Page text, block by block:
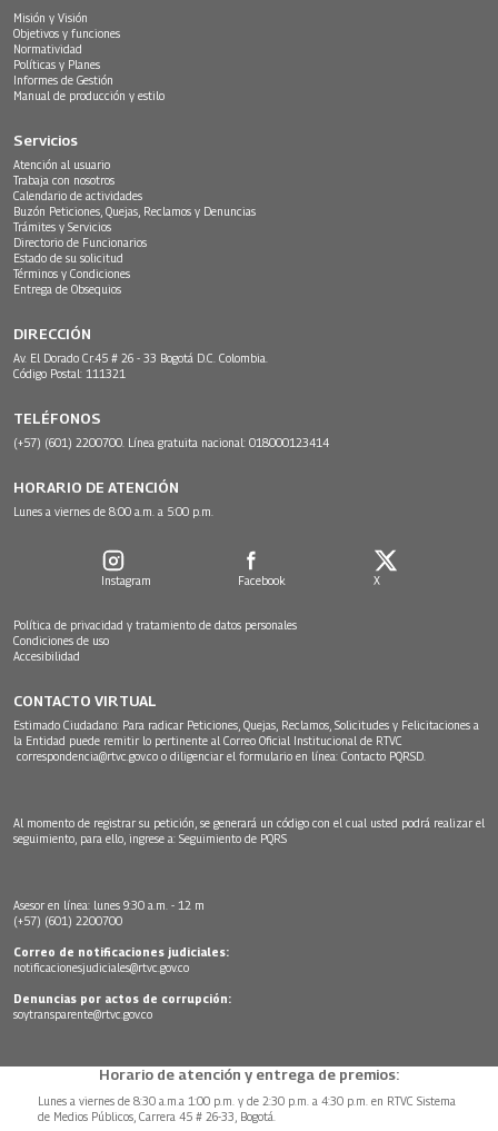
Misión y Visión
Objetivos y funciones
Normatividad
Políticas y Planes
Informes de Gestión
Manual de producción y estilo
Servicios
Atención al usuario
Trabaja con nosotros
Calendario de actividades
Buzón Peticiones, Quejas, Reclamos y Denuncias
Trámites y Servicios
Directorio de Funcionarios
Estado de su solicitud
Términos y Condiciones
Entrega de Obsequios
DIRECCIÓN
Av. El Dorado Cr.45 # 26 - 33 Bogotá D.C. Colombia.
Código Postal: 111321
TELÉFONOS
(+57) (601) 2200700. Línea gratuita nacional: 018000123414
HORARIO DE ATENCIÓN
Lunes a viernes de 8:00 a.m. a 5:00 p.m.
Instagram Facebook X
Política de privacidad y tratamiento de datos personales
Condiciones de uso
Accesibilidad
CONTACTO VIRTUAL
Estimado Ciudadano: Para radicar Peticiones, Quejas, Reclamos, Solicitudes y Felicitaciones a
la Entidad puede remitir lo pertinente al Correo Oficial Institucional de RTVC
correspondencia@rtvc.gov.co o diligenciar el formulario en línea: Contacto PQRSD.
Al momento de registrar su petición, se generará un código con el cual usted podrá realizar el
seguimiento, para ello, ingrese a: Seguimiento de PQRS
Asesor en línea: lunes 9:30 a.m. - 12 m
(+57) (601) 2200700
Correo de notificaciones judiciales:
notificacionesjudiciales@rtvc.gov.co
Denuncias por actos de corrupción:
soytransparente@rtvc.gov.co
Horario de atención y entrega de premios:
Lunes a viernes de 8:30 a.m.a 1:00 p.m. y de 2:30 p.m. a 4:30 p.m. en RTVC Sistema
de Medios Públicos, Carrera 45 # 26-33, Bogotá.